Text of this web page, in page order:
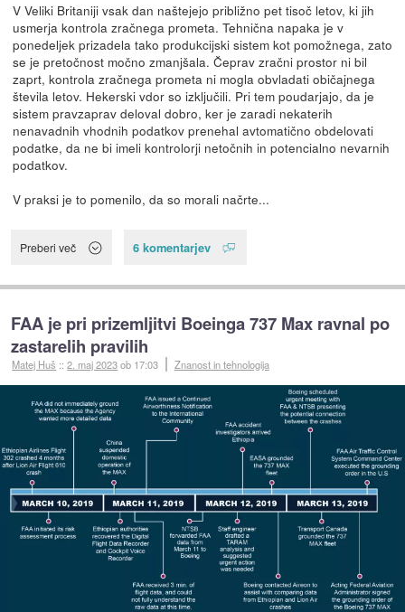
V Veliki Britaniji vsak dan naštejejo približno pet tisoč letov, ki jih
usmerja kontrola zračnega prometa. Tehnična napaka je v
ponedeljek prizadela tako produkcijski sistem kot pomožnega, zato
se je pretočnost močno zmanjšala. Čeprav zračni prostor ni bil
zaprt, kontrola zračnega prometa ni mogla obvladati običajnega
števila letov. Hekerski vdor so izključili. Pri tem poudarjajo, da je
sistem pravzaprav deloval dobro, ker je zaradi nekaterih
nenavadnih vhodnih podatkov prenehal avtomatično obdelovati
podatke, da ne bi imeli kontrolorji netočnih in potencialno nevarnih
podatkov.
V praksi je to pomenilo, da so morali načrte...
Preberi več 6 komentarjev
FAA je pri prizemljitvi Boeinga 737 Max ravnal po
zastarelih pravilih
Matej Huš ::2. maj 2023ob 17:03 Znanost in tehnologija